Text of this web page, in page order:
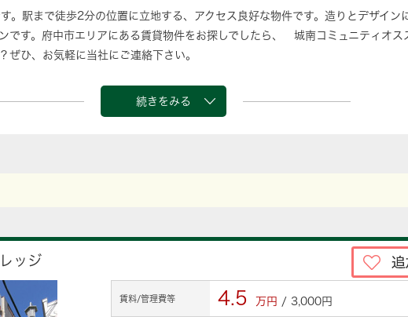
。駅まで徒歩2分の位置に立地する、アクセス良好な物件です。造りとデザイン
です。府中市エリアにある賃貸物件をお探しでしたら、 城南コミュニティオス
ぜひ、お気軽に当社にご連絡下さい。
続きをみる
ッジ
賃料/管理費等 4.5 万円 / 3,000円